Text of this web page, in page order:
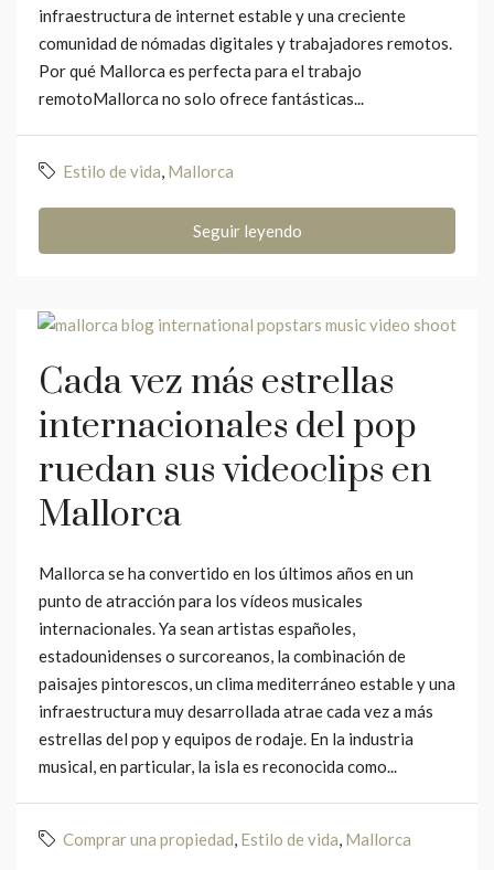
infraestructura de internet estable y una creciente
comunidad de nómadas digitales y trabajadores remotos.
Por qué Mallorca es perfecta para el trabajo
remotoMallorca no solo ofrece fantásticas...
Estilo de vida, Mallorca
Seguir leyendo
Cada vez más estrellas
internacionales del pop
ruedan sus videoclips en
Mallorca
Mallorca se ha convertido en los últimos años en un
punto de atracción para los vídeos musicales
internacionales. Ya sean artistas españoles,
estadounidenses o surcoreanos, la combinación de
paisajes pintorescos, un clima mediterráneo estable y una
infraestructura muy desarrollada atrae cada vez a más
estrellas del pop y equipos de rodaje. En la industria
musical, en particular, la isla es reconocida como...
Comprar una propiedad, Estilo de vida, Mallorca